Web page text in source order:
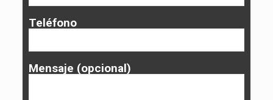
Teléfono
Mensaje (opcional)